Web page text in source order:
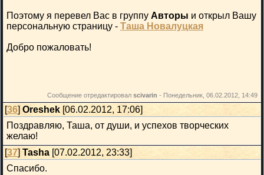
Поэтому я перевел Вас в группу Авторы и открыл Вашу
персональную страницу - Таша Новалуцкая
Добро пожаловать!
Сообщение отредактировал scivarin - Понедельник, 06.02.2012, 14:49
[36]Oreshek [06.02.2012, 17:06]
Поздравляю, Таша, от души, и успехов творческих
желаю!
[37]Tasha [07.02.2012, 23:33]
Спасибо.